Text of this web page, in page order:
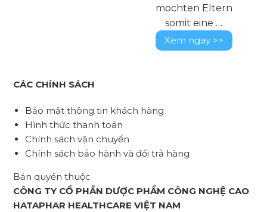
mochten Eltern
somit eine …
Xem ngay >>
CÁC CHÍNH SÁCH
Bảo mật thông tin khách hàng
Hình thức thanh toán
Chính sách vận chuyển
Chính sách bảo hành và đổi trả hàng
Bản quyền thuộc
CÔNG TY CỔ PHẦN DƯỢC PHẨM CÔNG NGHỆ CAO
HATAPHAR HEALTHCARE VIỆT NAM